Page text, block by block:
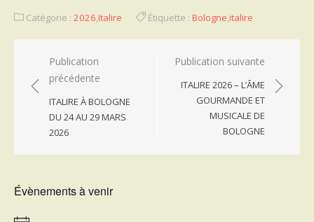
Catégorie : 2026,Italire Étiquette : Bologne,italire
Navigation
de
l’article
Publication
précédente
ITALIRE À BOLOGNE
DU 24 AU 29 MARS
2026
Publication suivante
ITALIRE 2026 – L’ÂME
GOURMANDE ET
MUSICALE DE
BOLOGNE
Évènements à venir